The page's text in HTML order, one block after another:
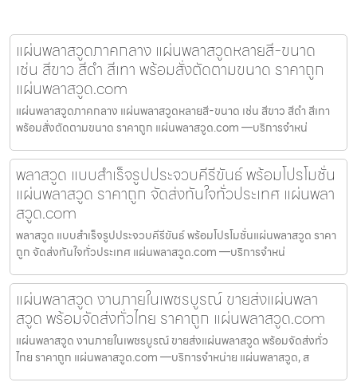
แผ่นพลาสวูดภาคกลาง แผ่นพลาสวูดหลายสี-ขนาด
เช่น สีขาว สีดำ สีเทา พร้อมสั่งตัดตามขนาด ราคาถูก
แผ่นพลาสวูด.com
แผ่นพลาสวูดภาคกลาง แผ่นพลาสวูดหลายสี-ขนาด เช่น สีขาว สีดำ สีเทา
พร้อมสั่งตัดตามขนาด ราคาถูก แผ่นพลาสวูด.com —บริการจำหน่
พลาสวูด แบบสำเร็จรูปประจวบคีรีขันธ์ พร้อมโปรโมชั่น
แผ่นพลาสวูด ราคาถูก จัดส่งทันใจทั่วประเทศ แผ่นพลา
สวูด.com
พลาสวูด แบบสำเร็จรูปประจวบคีรีขันธ์ พร้อมโปรโมชั่นแผ่นพลาสวูด ราคา
ถูก จัดส่งทันใจทั่วประเทศ แผ่นพลาสวูด.com —บริการจำหน่
แผ่นพลาสวูด งานภายในเพชรบูรณ์ ขายส่งแผ่นพลา
สวูด พร้อมจัดส่งทั่วไทย ราคาถูก แผ่นพลาสวูด.com
แผ่นพลาสวูด งานภายในเพชรบูรณ์ ขายส่งแผ่นพลาสวูด พร้อมจัดส่งทั่ว
ไทย ราคาถูก แผ่นพลาสวูด.com —บริการจำหน่าย แผ่นพลาสวูด, ส